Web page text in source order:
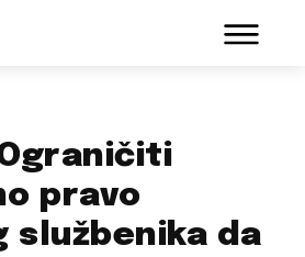
pravo
službenika da